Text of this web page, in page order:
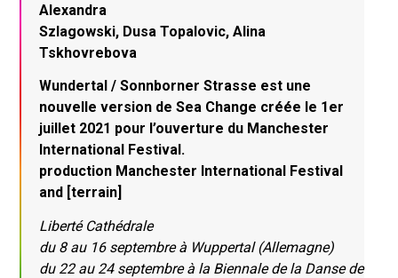
Alexandra
Szlagowski, Dusa Topalovic, Alina
Tskhovrebova
Wundertal / Sonnborner Strasse est une
nouvelle version de Sea Change créée le 1er
juillet 2021 pour l’ouverture du Manchester
International Festival.
production Manchester International Festival
and [terrain]
Liberté Cathédrale
du 8 au 16 septembre à Wuppertal (Allemagne)
du 22 au 24 septembre à la Biennale de la Danse de